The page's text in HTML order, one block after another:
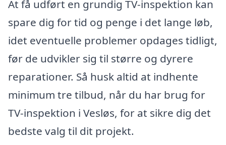
At få udført en grundig TV-inspektion kan
spare dig for tid og penge i det lange løb,
idet eventuelle problemer opdages tidligt,
før de udvikler sig til større og dyrere
reparationer. Så husk altid at indhente
minimum tre tilbud, når du har brug for
TV-inspektion i Vesløs, for at sikre dig det
bedste valg til dit projekt.